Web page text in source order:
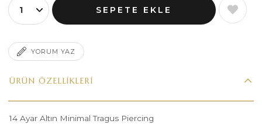
YORUM YAZ
ÜRÜN ÖZELLIKLERI
14 Ayar Altın Minimal Tragus Piercing